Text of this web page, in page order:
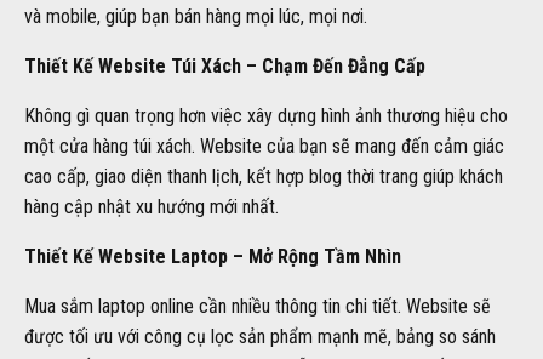
và mobile, giúp bạn bán hàng mọi lúc, mọi nơi.
Thiết Kế Website Túi Xách – Chạm Đến Đẳng Cấp
Không gì quan trọng hơn việc xây dựng hình ảnh thương hiệu cho
một cửa hàng túi xách. Website của bạn sẽ mang đến cảm giác
cao cấp, giao diện thanh lịch, kết hợp blog thời trang giúp khách
hàng cập nhật xu hướng mới nhất.
Thiết Kế Website Laptop – Mở Rộng Tầm Nhìn
Mua sắm laptop online cần nhiều thông tin chi tiết. Website sẽ
được tối ưu với công cụ lọc sản phẩm mạnh mẽ, bảng so sánh